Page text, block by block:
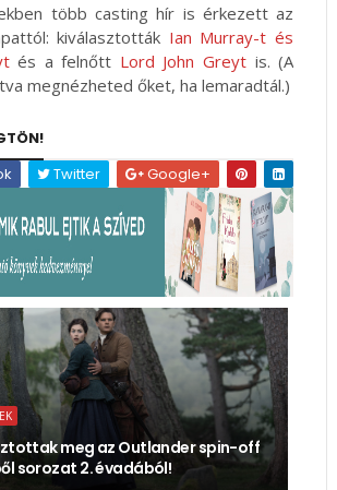
több casting hír is érkezett az
kiválasztották Ian Murray-t és
és a felnőtt Lord John Greytis. (A
megnézheted őket, ha lemaradtál.)
Twitter Google+
meg az Outlander spin-off
sorozat 2. évadából!